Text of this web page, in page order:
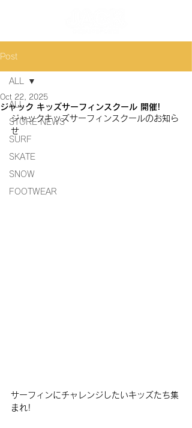
Post
ALL
STORE NEWS
SURF
SKATE
SNOW
FOOTWEAR
ALL
ジャック キッズサーフィンスクール 開催!
Oct 22, 2025
ジャックキッズサーフィンスクールのお知ら
せ
サーフィンにチャレンジしたいキッズたち集
まれ!